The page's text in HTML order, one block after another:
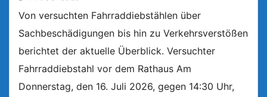
Von versuchten Fahrraddiebstählen über
Sachbeschädigungen bis hin zu Verkehrsverstößen
berichtet der aktuelle Überblick. Versuchter
Fahrraddiebstahl vor dem Rathaus Am
Donnerstag, den 16. Juli 2026, gegen 14:30 Uhr,